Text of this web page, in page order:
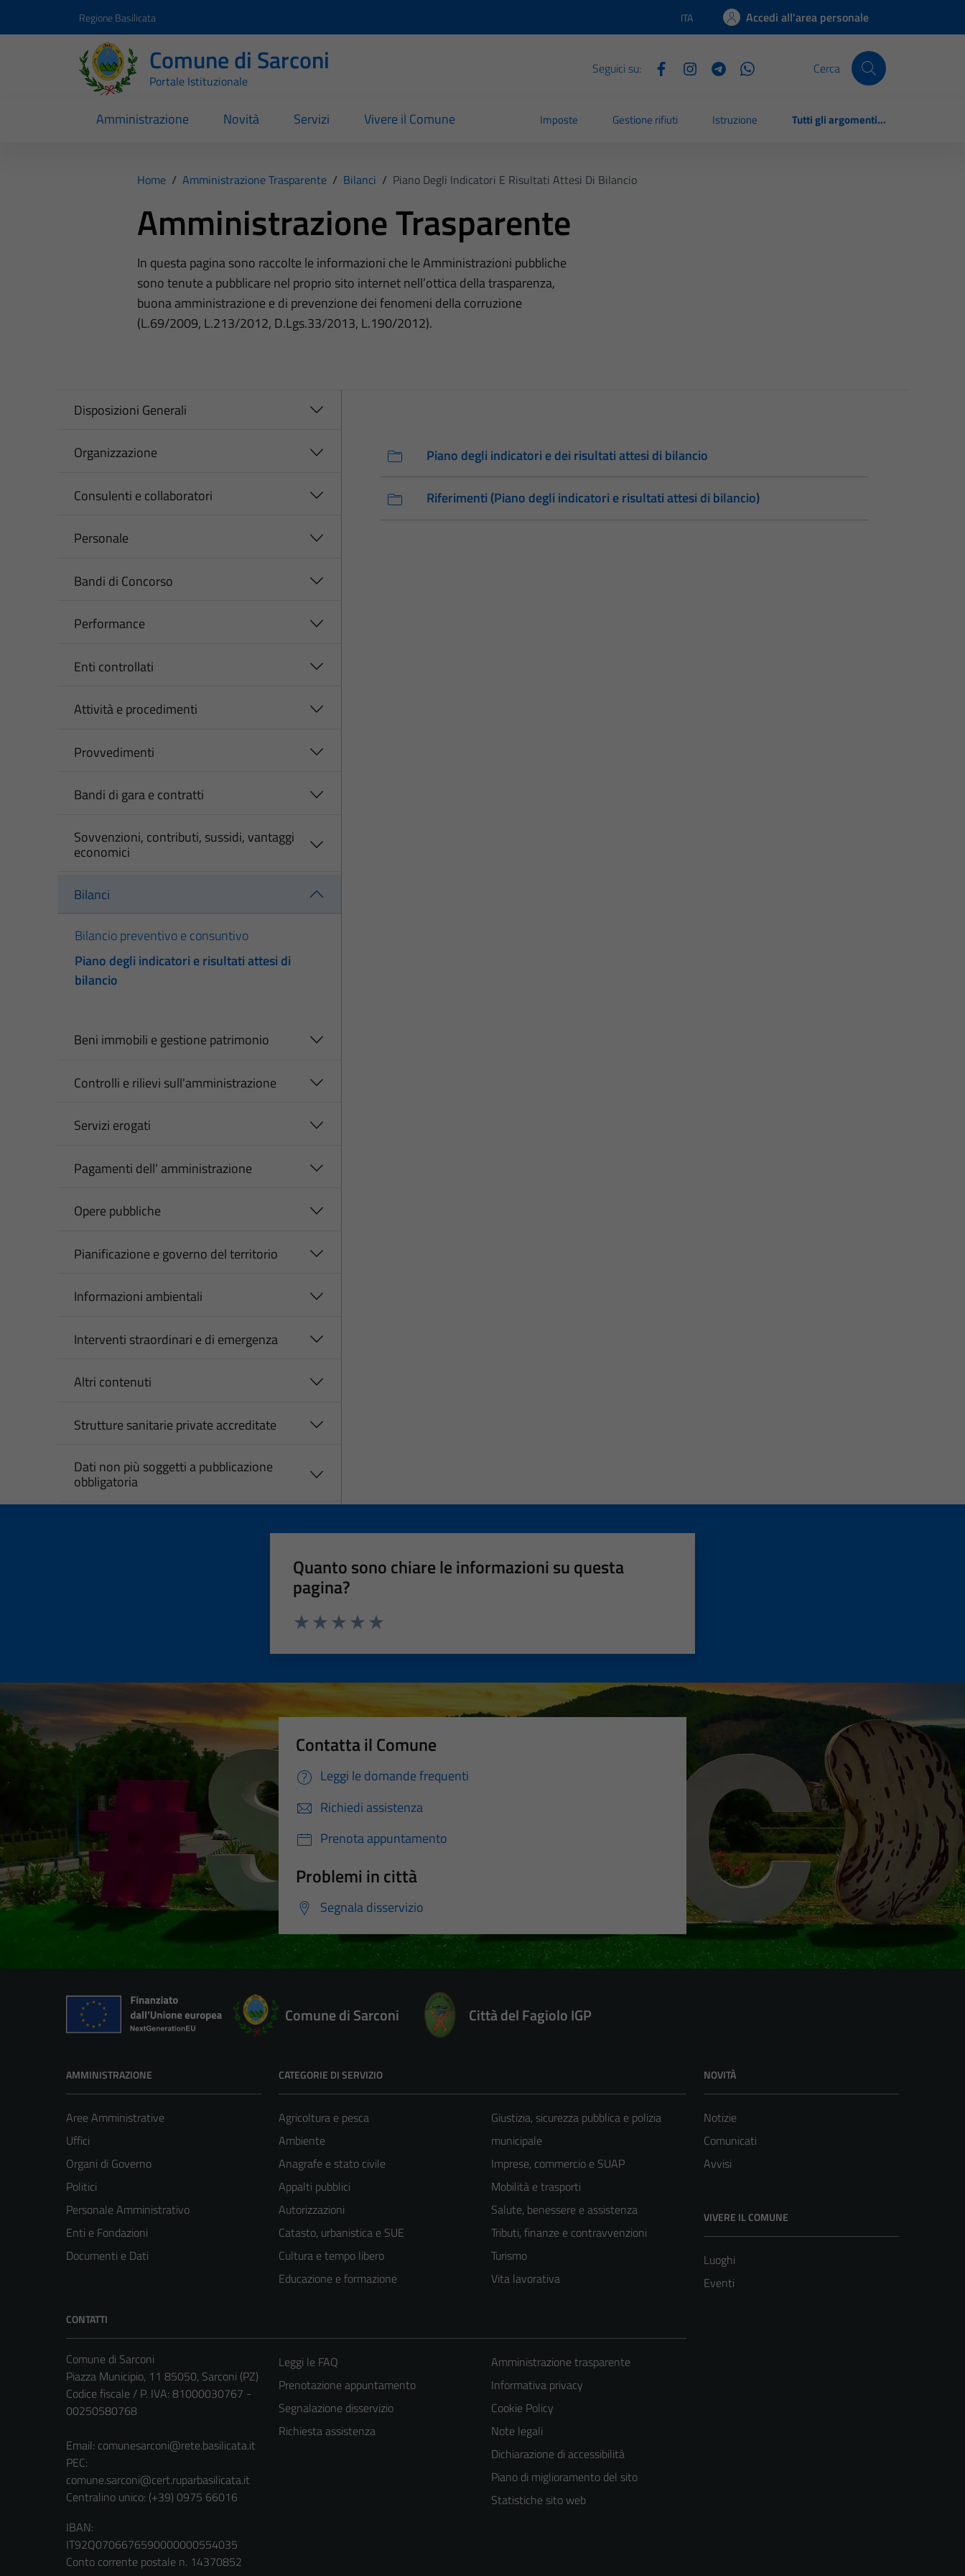
Regione Basilicata Lingua attiva:
ITA Accedi all'area personale
Comune di Sarconi
Portale Istituzionale
Seguici su: Cerca
Amministrazione Novità Servizi Vivere il Comune Imposte Gestione rifiuti Istruzione Tutti gli argomenti...
Home / Amministrazione Trasparente / Bilanci / Piano Degli Indicatori E Risultati Attesi Di Bilancio
Amministrazione Trasparente
In questa pagina sono raccolte le informazioni che le Amministrazioni pubbliche
sono tenute a pubblicare nel proprio sito internet nell’ottica della trasparenza,
buona amministrazione e di prevenzione dei fenomeni della corruzione
(L.69/2009, L.213/2012, D.Lgs.33/2013, L.190/2012).
Disposizioni Generali
Organizzazione
Consulenti e collaboratori
Personale
Bandi di Concorso
Performance
Enti controllati
Attività e procedimenti
Provvedimenti
Bandi di gara e contratti
Sovvenzioni, contributi, sussidi, vantaggi
economici
Bilanci
Bilancio preventivo e consuntivo
Piano degli indicatori e risultati attesi di
bilancio
Beni immobili e gestione patrimonio
Controlli e rilievi sull'amministrazione
Servizi erogati
Pagamenti dell' amministrazione
Opere pubbliche
Pianificazione e governo del territorio
Informazioni ambientali
Interventi straordinari e di emergenza
Altri contenuti
Strutture sanitarie private accreditate
Dati non più soggetti a pubblicazione
obbligatoria
Piano degli indicatori e dei risultati attesi di bilancio
Riferimenti (Piano degli indicatori e risultati attesi di bilancio)
Quanto sono chiare le informazioni su questa
pagina?
Contatta il Comune
Leggi le domande frequenti
Richiedi assistenza
Prenota appuntamento
Problemi in città
Segnala disservizio
Comune di Sarconi Città del Fagiolo IGP
AMMINISTRAZIONE
Aree Amministrative
Uffici
Organi di Governo
Politici
Personale Amministrativo
Enti e Fondazioni
Documenti e Dati
CATEGORIE DI SERVIZIO
Agricoltura e pesca
Ambiente
Anagrafe e stato civile
Appalti pubblici
Autorizzazioni
Catasto, urbanistica e SUE
Cultura e tempo libero
Educazione e formazione
Giustizia, sicurezza pubblica e polizia
municipale
Imprese, commercio e SUAP
Mobilità e trasporti
Salute, benessere e assistenza
Tributi, finanze e contravvenzioni
Turismo
Vita lavorativa
NOVITÀ
Notizie
Comunicati
Avvisi
VIVERE IL COMUNE
Luoghi
Eventi
CONTATTI
Comune di Sarconi
Piazza Municipio, 11 85050, Sarconi (PZ)
Codice fiscale / P. IVA: 81000030767 -
00250580768
Email: comunesarconi@rete.basilicata.it
PEC:
comune.sarconi@cert.ruparbasilicata.it
Centralino unico: (+39) 0975 66016
IBAN:
IT92Q0706676590000000554035
Conto corrente postale n. 14370852
Leggi le FAQ
Prenotazione appuntamento
Segnalazione disservizio
Richiesta assistenza
Amministrazione trasparente
Informativa privacy
Cookie Policy
Note legali
Dichiarazione di accessibilità
Piano di miglioramento del sito
Statistiche sito web
Tecnici
Questi cookie
sono necessari